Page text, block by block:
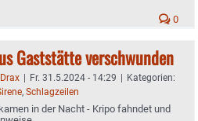
0
Gaststätte verschwunden
| Fr. 31.5.2024 - 14:29 | Kategorien:
, Schlagzeilen
in der Nacht - Kripo fahndet und